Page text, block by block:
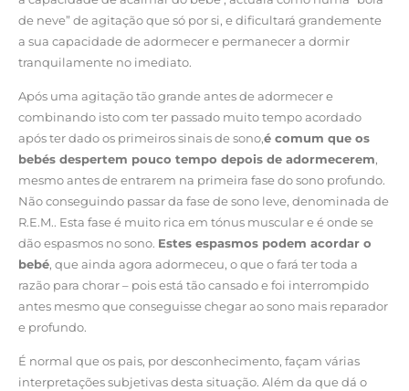
de neve” de agitação que só por si, e dificultará grandemente
a sua capacidade de adormecer e permanecer a dormir
tranquilamente no imediato.
Após uma agitação tão grande antes de adormecer e
combinando isto com ter passado muito tempo acordado
após ter dado os primeiros sinais de sono,é comum que os
bebés despertem pouco tempo depois de adormecerem,
mesmo antes de entrarem na primeira fase do sono profundo.
Não conseguindo passar da fase de sono leve, denominada de
R.E.M.. Esta fase é muito rica em tónus muscular e é onde se
dão espasmos no sono. Estes espasmos podem acordar o
bebé, que ainda agora adormeceu, o que o fará ter toda a
razão para chorar – pois está tão cansado e foi interrompido
antes mesmo que conseguisse chegar ao sono mais reparador
e profundo.
É normal que os pais, por desconhecimento, façam várias
interpretações subjetivas desta situação. Além da que dá o